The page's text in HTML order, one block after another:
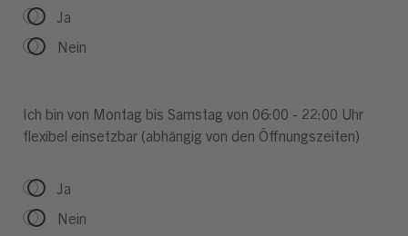
Ja
Nein
Ich bin von Montag bis Samstag von 06:00 - 22:00 Uhr
flexibel einsetzbar (abhängig von den Öffnungszeiten)
Ja
Nein